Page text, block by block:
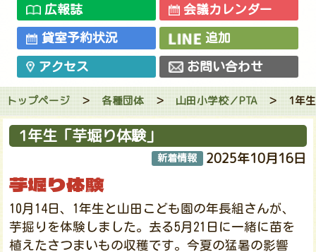
広報誌 会議カレンダー
貸室予約状況 追加
アクセス お問い合わせ
トップページ＞ 各種団体＞ 山田小学校／PTA＞ 1年
1年生「芋堀り体験」
2025年10月16日
新着情報
芋堀り体験
10月14日、1年生と山田こども園の年長組さんが、
芋掘りを体験しました。去る5月21日に一緒に苗を
植えたさつまいもの収穫です。今夏の猛暑の影響